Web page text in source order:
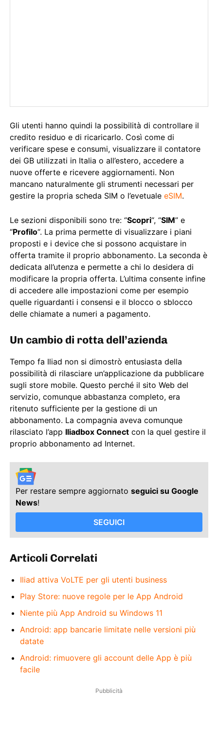
Gli utenti hanno quindi la possibilità di controllare il
credito residuo e di ricaricarlo. Così come di
verificare spese e consumi, visualizzare il contatore
dei GB utilizzati in Italia o all’estero, accedere a
nuove offerte e ricevere aggiornamenti. Non
mancano naturalmente gli strumenti necessari per
gestire la propria scheda SIM o l’evetuale eSIM.
Le sezioni disponibili sono tre: “Scopri“, “SIM” e
“Profilo“. La prima permette di visualizzare i piani
proposti e i device che si possono acquistare in
offerta tramite il proprio abbonamento. La seconda è
dedicata all’utenza e permette a chi lo desidera di
modificare la propria offerta. L’ultima consente infine
di accedere alle impostazioni come per esempio
quelle riguardanti i consensi e il blocco o sblocco
delle chiamate a numeri a pagamento.
Un cambio di rotta dell’azienda
Tempo fa Iliad non si dimostrò entusiasta della
possibilità di rilasciare un’applicazione da pubblicare
sugli store mobile. Questo perché il sito Web del
servizio, comunque abbastanza completo, era
ritenuto sufficiente per la gestione di un
abbonamento. La compagnia aveva comunque
rilasciato l’app Iliadbox Connect con la quel gestire il
proprio abbonamento ad Internet.
Per restare sempre aggiornato seguici su Google
News!
SEGUICI
Articoli Correlati
Iliad attiva VoLTE per gli utenti business
Play Store: nuove regole per le App Android
Niente più App Android su Windows 11
Android: app bancarie limitate nelle versioni più
datate
Android: rimuovere gli account delle App è più
facile
Pubblicità